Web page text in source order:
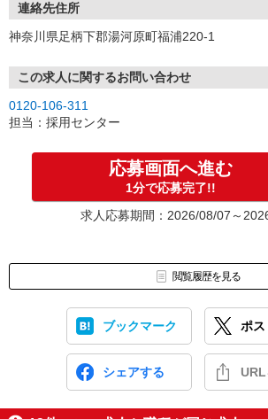
連絡先住所
神奈川県足柄下郡湯河原町福浦220-1
この求人に関するお問い合わせ
0120-106-311
担当：採用センター
応募画面へ進む
1分で応募完了!!
求人応募期間：2026/08/07～
閲覧履歴を見る
ブックマーク ポス
シェアする